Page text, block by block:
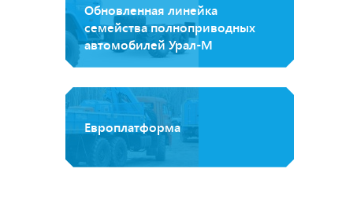
Обновленная линейка
семейства полноприводных
автомобилей Урал-М
Европлатформа